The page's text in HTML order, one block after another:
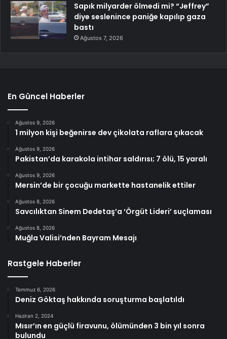
Sapık milyarder ölmedi mi? “Jeffrey”
diye seslenince paniğe kapılıp gaza
bastı
Ağustos 7, 2026
En Güncel Haberler
Ağustos 9, 2026
1 milyon kişi beğenirse dev çikolata raflara çıkacak
Ağustos 9, 2026
Pakistan’da karakola intihar saldırısı; 7 ölü, 15 yaralı
Ağustos 9, 2026
Mersin’de bir çocuğu markette hastanelik ettiler
Ağustos 8, 2026
Savcılıktan Sinem Dedetaş’a ‘Örgüt Lideri’ suçlaması
Ağustos 8, 2026
Muğla Valisi’nden Bayram Mesajı
Rastgele Haberler
Temmuz 6, 2026
Deniz Göktaş hakkında soruşturma başlatıldı
Haziran 2, 2024
Mısır’ın en güçlü firavunu, ölümünden 3 bin yıl sonra
bulundu